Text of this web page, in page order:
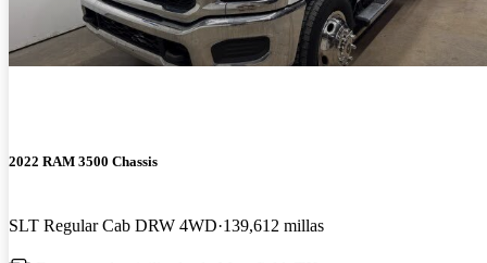
2022 RAM 3500 Chassis
SLT Regular Cab DRW 4WD 139,612 millas